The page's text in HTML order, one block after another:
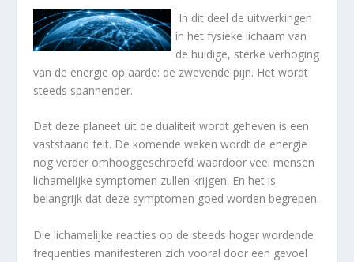
In dit deel de uitwerkingen
in het fysieke lichaam van
de huidige, sterke verhoging
van de energie op aarde: de zwevende pijn. Het wordt
steeds spannender.
Dat deze planeet uit de dualiteit wordt geheven is een
vaststaand feit. De komende weken wordt de energie
nog verder omhooggeschroefd waardoor veel mensen
lichamelijke symptomen zullen krijgen. En het is
belangrijk dat deze symptomen goed worden begrepen.
Die lichamelijke reacties op de steeds hoger wordende
frequenties manifesteren zich vooral door een gevoel